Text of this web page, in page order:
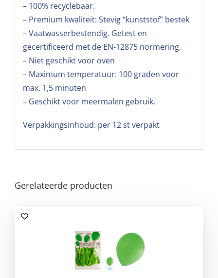
– 100% recyclebaar.
– Premium kwaliteit: Stevig “kunststof” bestek
– Vaatwasserbestendig. Getest en
gecertificeerd met de EN-12875 normering.
– Niet geschikt voor oven
– Maximum temperatuur: 100 graden voor
max. 1,5 minuten
– Geschikt voor meermalen gebruik.
Verpakkingsinhoud: per 12 st verpakt
Gerelateerde producten